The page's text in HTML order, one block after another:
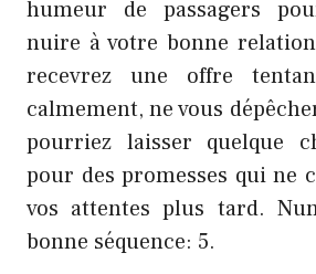
humeur de passagers
nuire à votre bonne
recevrez une offre
calmement, ne vous
pourriez laisser quelque
pour des promesses qui ne
vos attentes plus tard.
bonne séquence: 5.